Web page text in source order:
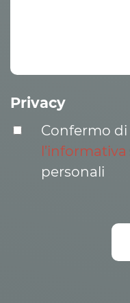
Privacy
Confermo
l’informativa
personali